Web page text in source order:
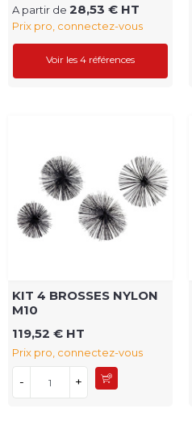
A partir de 28,53 € HT
Prix pro, connectez-vous
Voir les 4 références
KIT 4 BROSSES NYLON
M10
119,52 € HT
Prix pro, connectez-vous
- +